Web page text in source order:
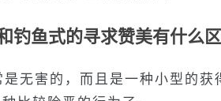
钓鱼式的寻求赞美有什么区
无害的，而且是一种小型的获